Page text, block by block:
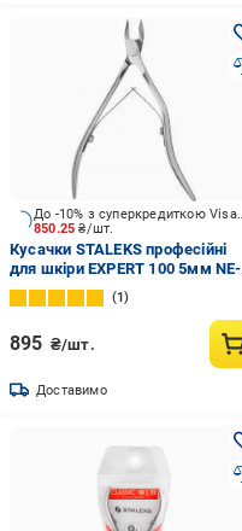
850.25₴/шт.
До -10% з суперкредиткою Visa Вигода
Кусачки STALEKS професійні
для шкіри EXPERT 100 5мм NE-
100-5
1
895 ₴/шт.
Доставимо